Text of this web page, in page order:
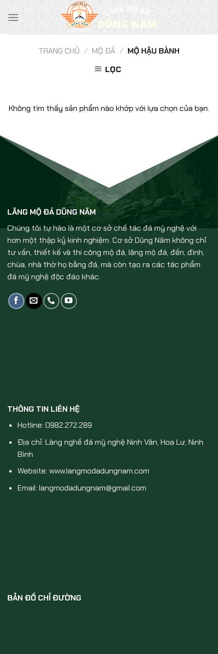
Chuyển
đến
nội
TRANG CHỦ / MỘ ĐÁ / MỘ HẬU BÀNH
LỌC
Không tìm thấy sản phẩm nào khớp với lựa chọn của bạn.
LĂNG MỘ ĐÁ DŨNG NĂM
Chúng tôi tự hào là một cơ sở chế tác đá mỹ nghệ với
hơn một thập kỷ kinh nghiệm. Cơ sở Dũng Năm không chỉ
tư vấn, thiết kế và thi công mộ đá, lăng mộ đá, đền, đình,
chùa, nhà thờ họ bằng đá, mà còn tạo ra các tác phẩm
đá mỹ nghệ độc đáo khác.
THÔNG TIN LIÊN HỆ
Hotline: 0982.272.289
Địa chỉ: Làng nghề đá mỹ nghệ Ninh Vân, Hoa Lư, Ninh
Bình
Website: www.langmodadungnam.com
Email: langmodadungnam@gmail.com
BẢN ĐỒ CHỈ ĐƯỜNG